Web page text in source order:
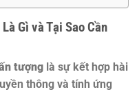
Gì và Tại Sao Cần
tượng là sự kết hợp hài
thông và tính ứng